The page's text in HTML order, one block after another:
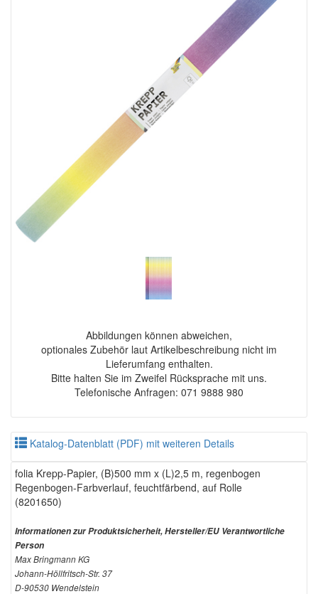
Abbildungen können abweichen,
optionales Zubehör laut Artikelbeschreibung nicht im
Lieferumfang enthalten.
Bitte halten Sie im Zweifel Rücksprache mit uns.
Telefonische Anfragen: 071 9888 980
Katalog-Datenblatt (PDF) mit weiteren Details
folia Krepp-Papier, (B)500 mm x (L)2,5 m, regenbogen
Regenbogen-Farbverlauf, feuchtfärbend, auf Rolle
(8201650)
Informationen zur Produktsicherheit, Hersteller/EU Verantwortliche
Person
Max Bringmann KG
Johann-Höllfritsch-Str. 37
D-90530 Wendelstein